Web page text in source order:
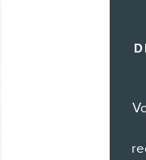
de groupe
IA (GEO)